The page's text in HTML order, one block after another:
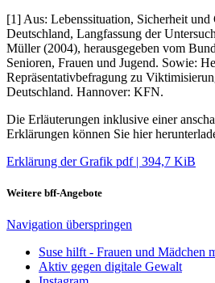
[1] Aus: Lebenssituation, Sicherheit und
Deutschland, Langfassung der
Müller (2004), herausgegeben vom
Senioren, Frauen und Jugend. Sowie:
Repräsentativbefragung zu
Deutschland. Hannover: KFN.
Die Erläuterungen inklusive einer
Erklärungen können Sie hier
Erklärung der Grafik pdf| 394,7 KiB
Weitere bff-Angebote
Navigation überspringen
Suse hilft - Frauen und Mädchen
Aktiv gegen digitale Gewalt